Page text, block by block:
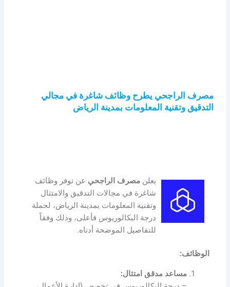
مصرف الراجحي يطرح وظائف شاغرة في مجالي
التدقيق وتقنية المعلومات بمدينة الرياض
يعلن مصرف الراجحي عن توفر وظائف
شاغرة في مجالات التدقيق والامتثال
وتقنية المعلومات بمدينة الرياض، لحملة
درجة البكالوريوس فأعلى، وذلك وفقاً
للتفاصيل الموضحة أدناه.
الوظائف:
مساعد مدقق امتثال: